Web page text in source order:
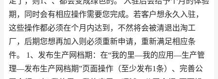
期，同时会有相应操作需要您完成。若客户想永久入驻，
这些操作都必须在个月内达到，不然将会被清退出淘工
厂，后期您想再加入则必须重新申请，重新满足相应条
件。 1、发布生产网档期：在“我的里—我的应用—生产管
理—发布生产网档期”页面操作（至少发布1条）、完善公